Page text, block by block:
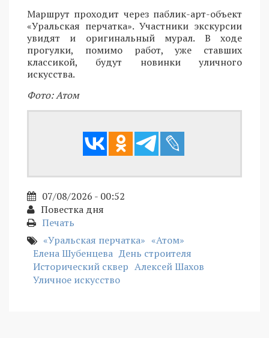
Маршрут проходит через паблик-арт-объект
«Уральская перчатка». Участники экскурсии
увидят и оригинальный мурал. В ходе
прогулки, помимо работ, уже ставших
классикой, будут новинки уличного
искусства.
Фото: Атом
07/08/2026 - 00:52
Повестка дня
Печать
«Уральская перчатка» «Атом»
Елена Шубенцева День строителя
Исторический сквер Алексей Шахов
Уличное искусство